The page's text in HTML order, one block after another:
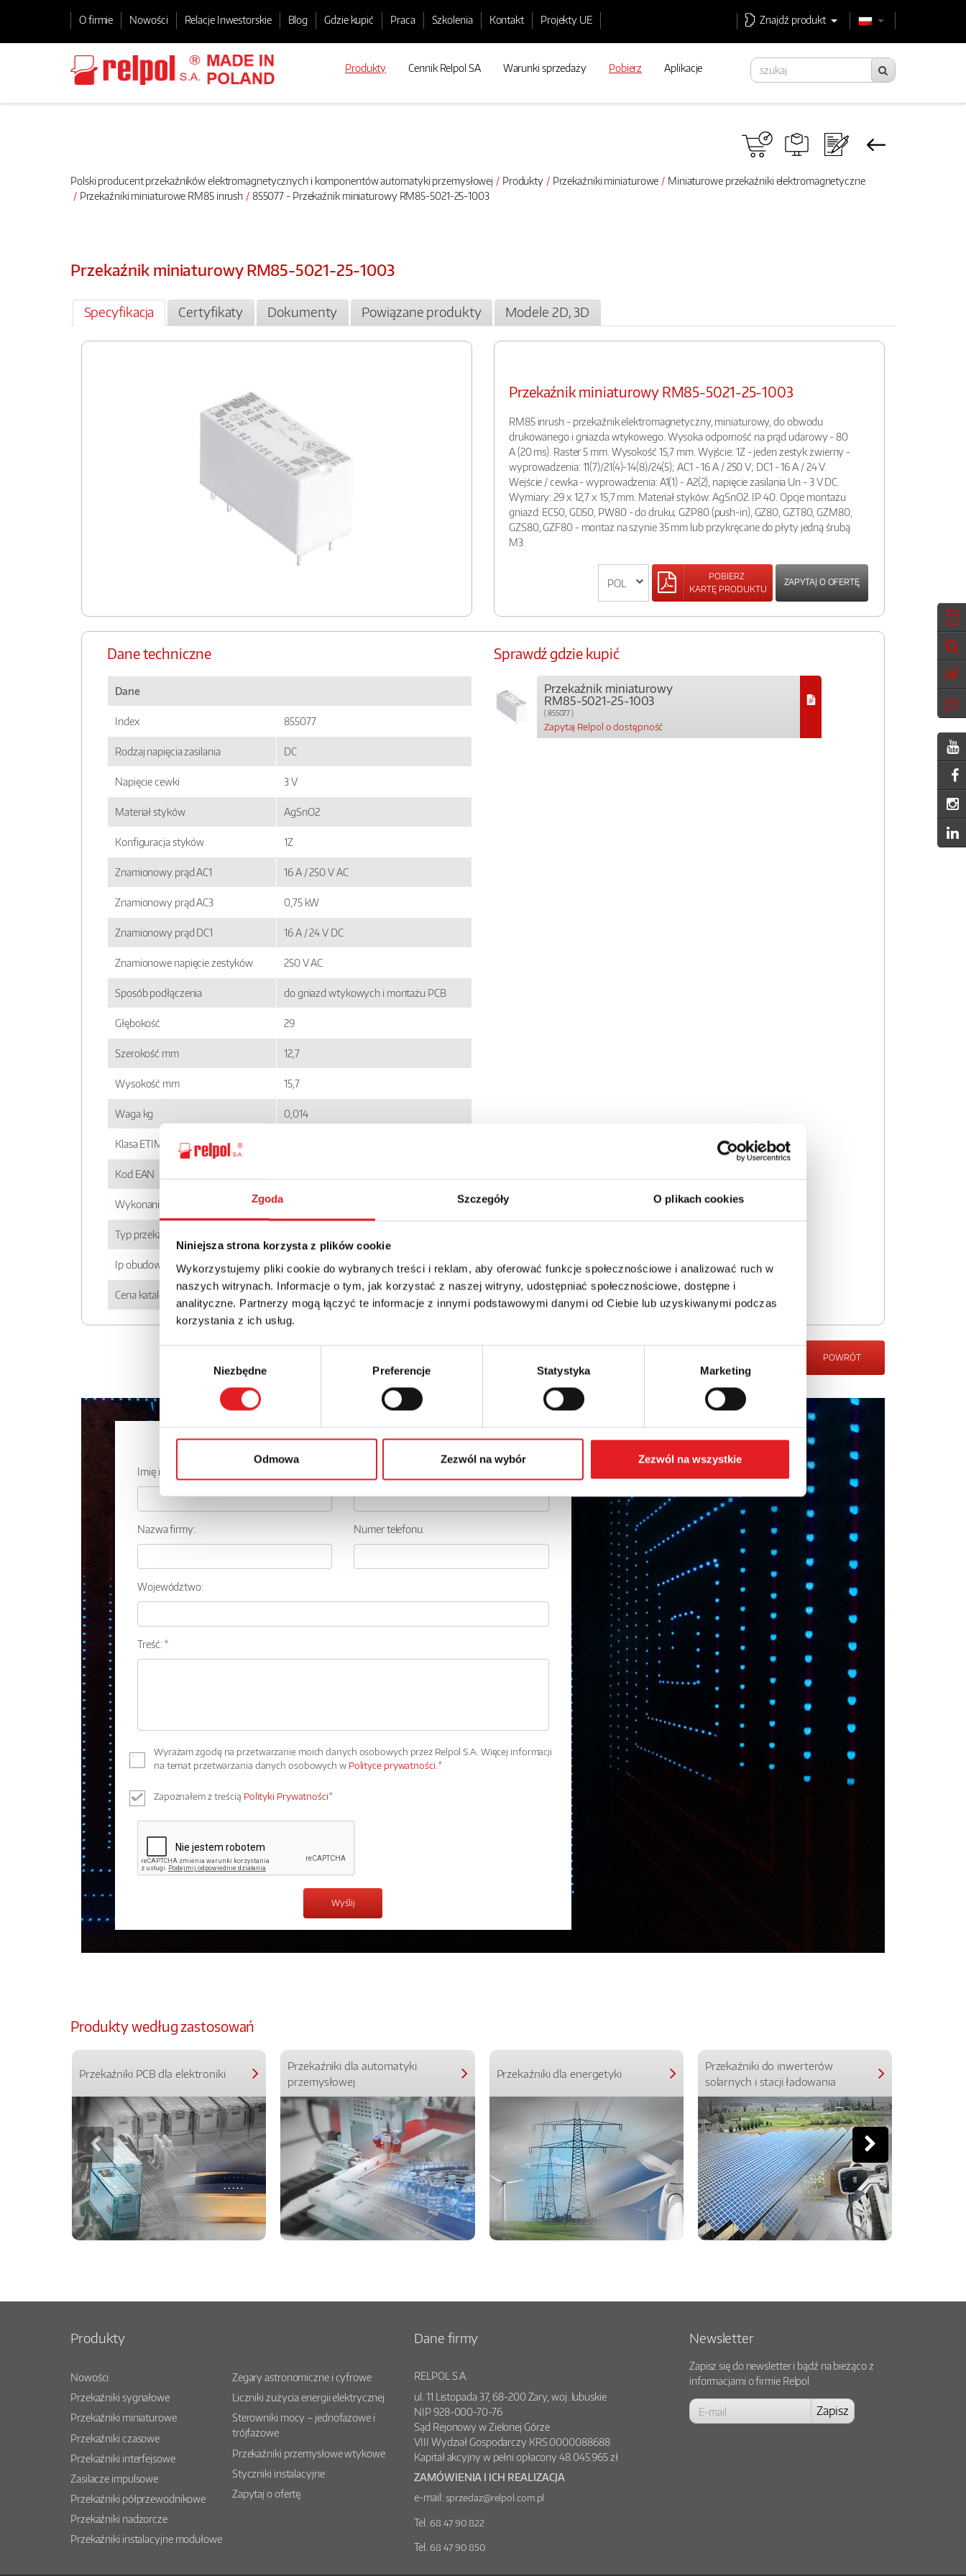
Zgoda Szczegóły O plikach cookies
Niniejsza strona korzysta z plików cookie
Wykorzystujemy pliki cookie do wybranych treści i reklam, aby oferować funkcje społecznościowe i analizować ruch w
naszych witrynach. Informacje o tym, jak korzystać z naszej witryny, udostępniać społecznościowe, dostępne i
analityczne. Partnerzy mogą łączyć te informacje z innymi podstawowymi danymi od Ciebie lub uzyskiwanymi podczas
korzystania z ich usług.
Niezbędne Preferencje Statystyka Marketing
Odmowa Zezwól na wybór Zezwól na wszystkie
O firmie Nowości Relacje Inwestorskie Blog Gdzie kupić Praca Szkolenia Kontakt Projekty UE Znajdź produkt
Produkty Cennik Relpol SA Warunki sprzedaży Pobierz Aplikacje
Polski producent przekaźników elektromagnetycznych i komponentów automatyki przemysłowej Produkty Przekaźniki miniaturowe
Miniaturowe przekaźniki elektromagnetyczne
Przekaźniki miniaturowe RM85 inrush
855077 - Przekaźnik miniaturowy RM85-5021-25-1003
Przekaźnik miniaturowy RM85-5021-25-1003
Specyfikacja Certyfikaty Dokumenty Powiązane produkty Modele 2D, 3D
Przekaźnik miniaturowy RM85-5021-25-1003
RM85 inrush - przekaźnik elektromagnetyczny, miniaturowy, do obwodu
drukowanego i gniazda wtykowego. Wysoka odporność na prąd udarowy - 80
A (20 ms). Raster 5 mm. Wysokość 15,7 mm. Wyjście: 1Z - jeden zestyk zwierny -
wyprowadzenia: 11(7)/21(4)-14(8)/24(5); AC1 - 16 A / 250 V; DC1 - 16 A / 24 V.
Wejście / cewka - wyprowadzenia: A1(1) - A2(2), napięcie zasilania Un - 3 V DC.
Wymiary: 29 x 12,7 x 15,7 mm. Materiał styków: AgSnO2. IP 40. Opcje montażu
gniazd: EC50, GD50, PW80 - do druku; GZP80 (push-in), GZ80, GZT80, GZM80,
GZS80, GZF80 - montaż na szynie 35 mm lub przykręcane do płyty jedną śrubą
M3.
POBIERZ
KARTĘ PRODUKTU
ZAPYTAJ O OFERTĘ
Dane techniczne
Dane
Index 855077
Rodzaj napięcia zasilania DC
Napięcie cewki 3 V
Materiał styków AgSnO2
Konfiguracja styków 1Z
Znamionowy prąd AC1 16 A / 250 V AC
Znamionowy prąd AC3 0,75 kW
Znamionowy prąd DC1 16 A / 24 V DC
Znamionowe napięcie zestyków 250 V AC
Sposób podłączenia do gniazd wtykowych i montażu PCB
Głębokość 29
Szerokość mm 12,7
Wysokość mm 15,7
Waga kg 0,014
Klasa ETIM
Kod EAN
Wykonanie
Typ przekaźnika
Ip obudowy IP 40
Cena katalogowa 25.84zł + 23% VAT
Sprawdź gdzie kupić
Przekaźnik miniaturowy
RM85-5021-25-1003
( 855077 )
Zapytaj Relpol o dostępność
POWRÓT
Zapytaj o szczegóły oferty
Imię i nazwisko: *
Nazwa firmy: Numer telefonu:
Województwo:
Treść: *
Wyrażam zgodę na przetwarzanie moich danych osobowych przez Relpol S.A. Więcej informacji
na temat przetwarzania danych osobowych w Polityce prywatności.*
Zapoznałem z treścią Polityki Prywatności*
Produkty według zastosowań
Przekaźniki PCB dla elektroniki
Przekaźniki dla automatyki
przemysłowej
Przekaźniki dla energetyki
Przekaźniki do inwerterów
solarnych i stacji ładowania
Produkty
Nowości
Przekaźniki sygnałowe
Przekaźniki miniaturowe
Przekaźniki czasowe
Przekaźniki interfejsowe
Zasilacze impulsowe
Przekaźniki półprzewodnikowe
Przekaźniki nadzorcze
Przekaźniki instalacyjne modułowe
Zegary astronomiczne i cyfrowe
Liczniki zużycia energii elektrycznej
Sterowniki mocy – jednofazowe i
trójfazowe
Przekaźniki przemysłowe wtykowe
Styczniki instalacyjne
Zapytaj o ofertę
Dane firmy
RELPOL S.A.
ul. 11 Listopada 37,68-200Żary, woj. lubuskie
NIP 928-000-70-76
Sąd Rejonowy w Zielonej Górze
VIII Wydział Gospodarczy KRS 0000088688
Kapitał akcyjny w pełni opłacony 48.045.965 zł
ZAMÓWIENIA I ICH REALIZACJA
e-mail: sprzedaz@relpol.com.pl
Tel. 68 47 90 822
Tel. 68 47 90 850
Newsletter
Zapisz się do newsletter i bądź na bieżąco z
informacjami o firmie Relpol